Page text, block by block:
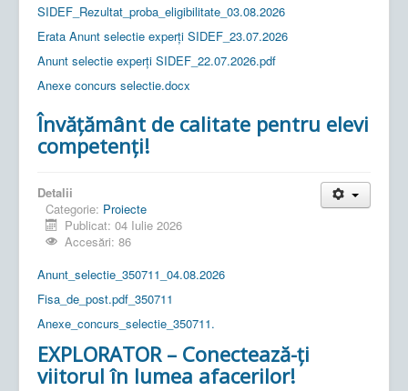
SIDEF_Rezultat_proba_eligibilitate_03.08.2026
Erata Anunt selectie experți SIDEF_23.07.2026
Anunt selectie experți SIDEF_22.07.2026.pdf
Anexe concurs selectie.docx
Învățământ de calitate pentru elevi
competenți!
Detalii
Categorie: Proiecte
Publicat: 04 Iulie 2026
Accesări: 86
Anunt_selectie_350711_04.08.2026
Fisa_de_post.pdf_350711
Anexe_concurs_selectie_350711.
EXPLORATOR – Conectează-ți
viitorul în lumea afacerilor!